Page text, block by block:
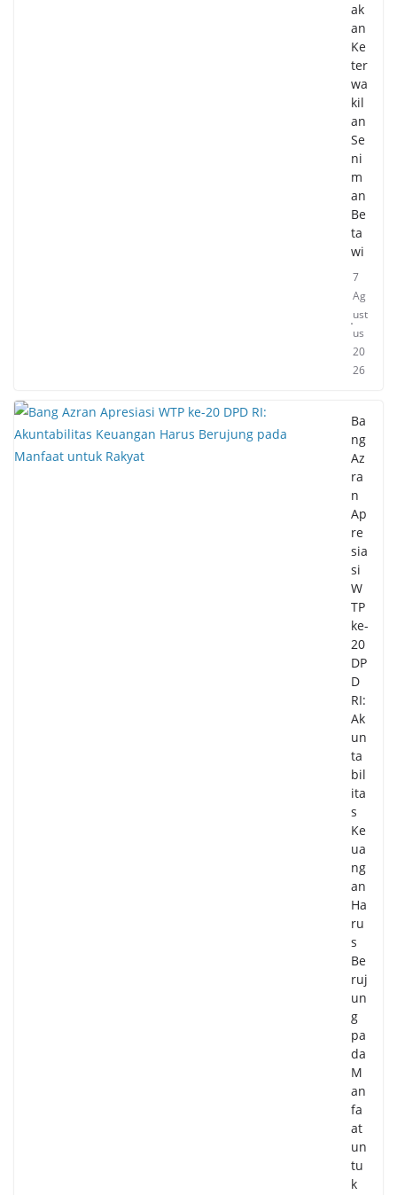
ak
an
Ke
ter
wa
kil
an
Se
ni
m
an
Be
ta
wi
7
Ag
ust
us
20
26
Ba
ng
Az
ra
n
Ap
re
sia
si
W
TP
ke-
20
DP
D
RI:
Ak
un
ta
bil
ita
s
Ke
ua
ng
an
Ha
ru
s
Be
ruj
un
g
pa
da
M
an
fa
at
un
tu
k